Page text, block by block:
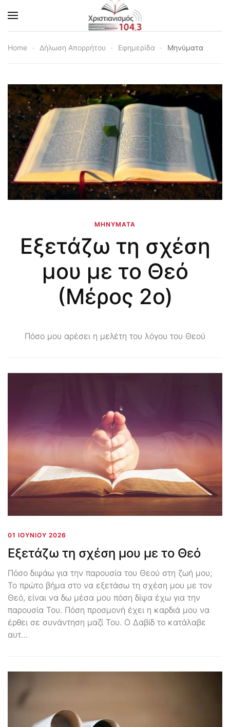
Skip to main content
Home Δήλωση Απορρήτου Εφημερίδα Μηνύματα
ΜΗΝΎΜΑΤΑ
Εξετάζω τη σχέση
μου με το Θεό
(Μέρος 2ο)
Πόσο μου αρέσει η μελέτη του λόγου του Θεού
01 ΙΟΥΝΊΟΥ 2026
Εξετάζω τη σχέση μου με το Θεό
Πόσο διψάω για την παρουσία του Θεού στη ζωή μου;
Το πρώτο βήμα στο να εξετάσω τη σχέση μου με τον
Θεό, είναι να δω μέσα μου πόση δίψα έχω για την
παρουσία Του. Πόση προσμονή έχει η καρδιά μου να
έρθει σε συνάντηση μαζί Του. Ο Δαβίδ το κατάλαβε
αυτ…